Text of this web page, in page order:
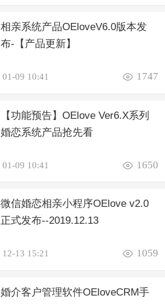
相亲系统产品OEloveV6.0版本发
布-【产品更新】
01-09 10:41  1747
【功能预告】OElove Ver6.X系列
婚恋系统产品抢先看
01-09 10:41  1650
微信婚恋相亲小程序OElove v2.0
正式发布--2019.12.13
12-13 15:21  1059
婚介客户管理软件OEloveCRM手